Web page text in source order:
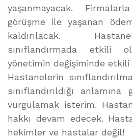
yaşanmayacak.
görüşme ile yaşanan
kaldırılacak.
sınıflandırmada etkili
yönetimin değişiminde
Hastanelerin
sınıflandırıldığı
vurgulamak isterim.
hakkı devam edecek.
hekimler ve hastalar değil!